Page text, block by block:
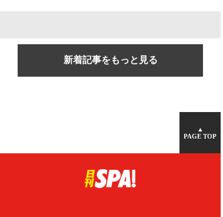
新着記事をもっと見る
▲
PAGE TOP